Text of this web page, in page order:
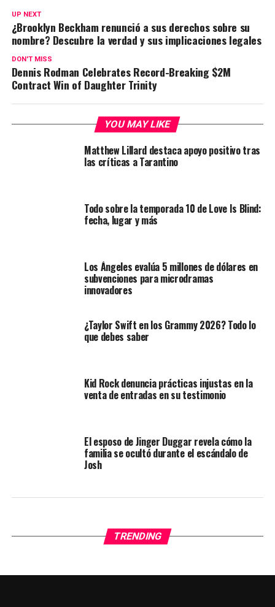
UP NEXT
¿Brooklyn Beckham renunció a sus derechos sobre su
nombre? Descubre la verdad y sus implicaciones legales
DON'T MISS
Dennis Rodman Celebrates Record-Breaking $2M
Contract Win of Daughter Trinity
YOU MAY LIKE
Matthew Lillard destaca apoyo positivo tras
las críticas a Tarantino
Todo sobre la temporada 10 de Love Is Blind:
fecha, lugar y más
Los Ángeles evalúa 5 millones de dólares en
subvenciones para microdramas
innovadores
¿Taylor Swift en los Grammy 2026? Todo lo
que debes saber
Kid Rock denuncia prácticas injustas en la
venta de entradas en su testimonio
El esposo de Jinger Duggar revela cómo la
familia se ocultó durante el escándalo de
Josh
TRENDING